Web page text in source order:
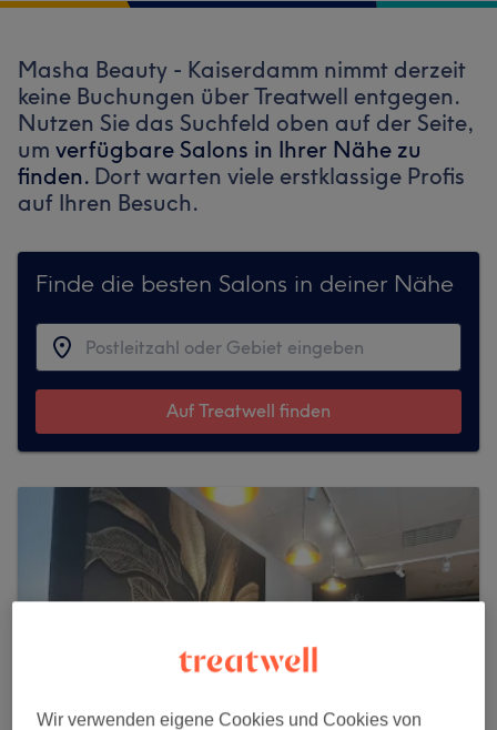
Masha Beauty - Kaiserdamm nimmt derzeit
keine Buchungen über Treatwell entgegen.
Nutzen Sie das Suchfeld oben auf der Seite,
um verfügbare Salons in Ihrer Nähe zu
finden. Dort warten viele erstklassige Profis
auf Ihren Besuch.
Finde die besten Salons in deiner Nähe
Auf Treatwell finden
Wir verwenden eigene Cookies und Cookies von